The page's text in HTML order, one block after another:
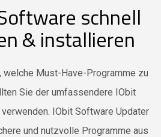
schnell
& installieren
welche Must-Have-Programme zu
Sie der umfassendere IObit
IObit Software Updater
und nutzvolle Programme aus